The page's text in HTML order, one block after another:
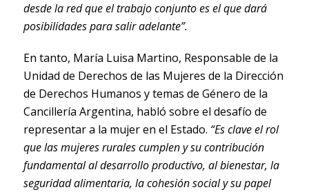
desde la red que el trabajo conjunto es el que dará
posibilidades para salir adelante”.
En tanto, María Luisa Martino, Responsable de la
Unidad de Derechos de las Mujeres de la Dirección
de Derechos Humanos y temas de Género de la
Cancillería Argentina, habló sobre el desafío de
representar a la mujer en el Estado. “Es clave el rol
que las mujeres rurales cumplen y su contribución
fundamental al desarrollo productivo, al bienestar, la
seguridad alimentaria, la cohesión social y su papel